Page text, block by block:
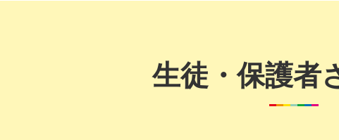
生徒・保護者